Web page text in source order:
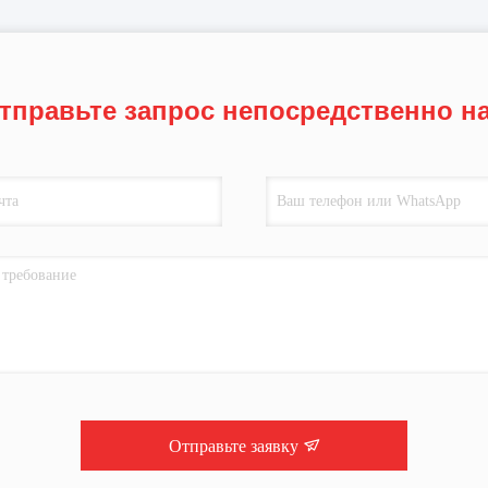
запрос непосредственно
Отправьте заявку